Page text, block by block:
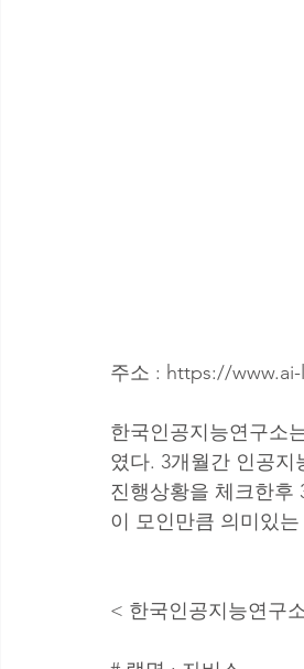
주소 : https://
한국인공지능연구소
였다. 3개월간 인공
진행상황을 체크한후
이 모인만큼 의미있
< 한국인공지능연구